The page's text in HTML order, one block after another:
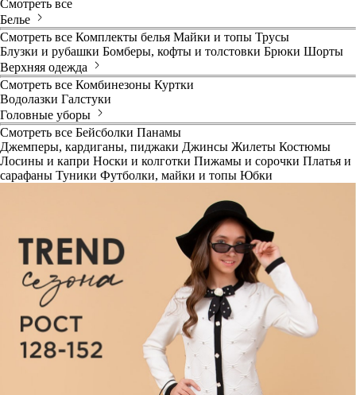
Смотреть все
Белье
Смотреть все Комплекты белья Майки и топы Трусы
Блузки и рубашки Бомберы, кофты и толстовки Брюки Шорты
Верхняя одежда
Смотреть все Комбинезоны Куртки
Водолазки Галстуки
Головные уборы
Смотреть все Бейсболки Панамы
Джемперы, кардиганы, пиджаки Джинсы Жилеты Костюмы
Лосины и капри Носки и колготки Пижамы и сорочки Платья и
сарафаны Туники Футболки, майки и топы Юбки